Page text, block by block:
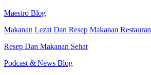
Maestro Blog
Makanan Lezat Dan Resep Makanan Restauran
Resep Dan Makanan Sehat
Podcast & News Blog